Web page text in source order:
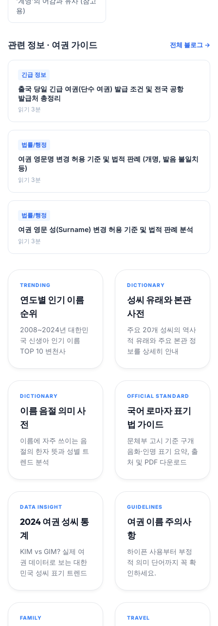
용)
관련 정보 · 여권 가이드 전체 블로그 →
긴급 정보
출국 당일 긴급 여권(단수 여권) 발급 조건 및 전국 공항
발급처 총정리
읽기 3분
법률/행정
여권 영문명 변경 허용 기준 및 법적 판례 (개명, 발음 불일치
등)
읽기 3분
법률/행정
여권 영문 성(Surname) 변경 허용 기준 및 법적 판례 분석
읽기 3분
TRENDING
연도별 인기 이름
순위
2008~2024년 대한민
국 신생아 인기 이름
TOP 10 변천사
DICTIONARY
성씨 유래와 본관
사전
주요 20개 성씨의 역사
적 유래와 주요 본관 정
보를 상세히 안내
DICTIONARY
이름 음절 의미 사
전
이름에 자주 쓰이는 음
절의 한자 뜻과 성별 트
렌드 분석
OFFICIAL STANDARD
국어 로마자 표기
법 가이드
문체부 고시 기준 구개
음화·인명 표기 요약, 출
처 및 PDF 다운로드
DATA INSIGHT
2024 여권 성씨 통
계
KIM vs GIM? 실제 여
권 데이터로 보는 대한
민국 성씨 표기 트렌드
GUIDELINES
여권 이름 주의사
항
하이픈 사용부터 부정
적 의미 단어까지 꼭 확
인하세요.
FAMILY TRAVEL